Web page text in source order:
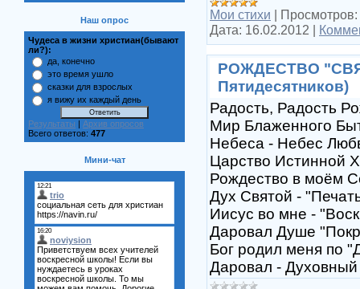
Наш опрос
Чудеса в жизни христиан(бывают
ли?):
да, конечно
это время ушло
сказки для взрослых
я вижу их каждый день
Результаты | Архив опросов
Всего ответов: 477
Мини-чат
Мои стихи | Просмотров:
Дата: 16.02.2012 |
РОЖДЕСТВО
Пятидесятников)
Радость, Радость
Мир Блаженного
Небеса - Небес
Царство Истинной
Рождество в моём
Дух Святой -
Иисус во мне -
Даровал Душе
Бог родил меня по
Даровал - Духовный